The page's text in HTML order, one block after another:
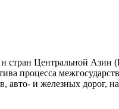
Центральной Азии
процесса
авто- и железных